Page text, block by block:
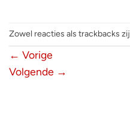
Zowel reacties als trackbacks
← Vorige
Volgende →